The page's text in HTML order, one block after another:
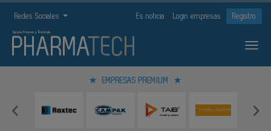
Redes Sociales Es noticia Login empresas Registro
EMPRESAS PREMIUM